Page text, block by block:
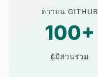
ดาวบน GITHUB
100+
ผู้มีส่วนร่วม